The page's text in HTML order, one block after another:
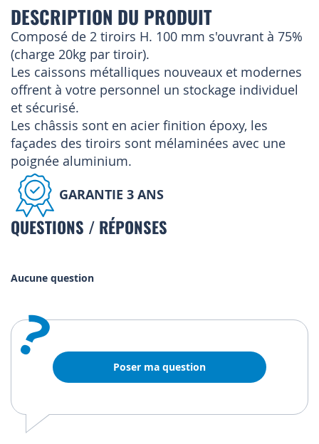
DESCRIPTION DU PRODUIT
Composé de 2 tiroirs H. 100 mm s'ouvrant à 75%
(charge 20kg par tiroir).
Les caissons métalliques nouveaux et modernes
offrent à votre personnel un stockage individuel
et sécurisé.
Les châssis sont en acier finition époxy, les
façades des tiroirs sont mélaminées avec une
poignée aluminium.
GARANTIE 3 ANS
QUESTIONS / RÉPONSES
Aucune question
? Poser ma question